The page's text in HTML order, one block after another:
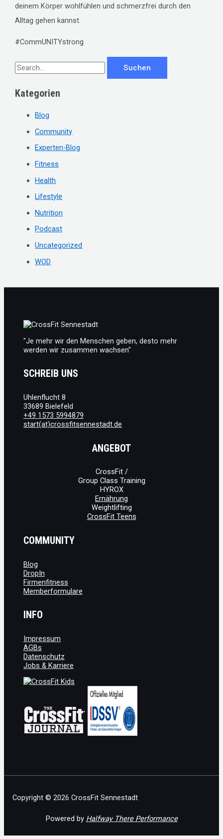
deinem Körper wohlfühlen und schmerzfrei durch den
Alltag gehen kannst.
#CommUNITYstrong
S
c
Kategorien
Blog
Community
Experten-Blog
Fitness
Health
Lifestyle
Nutrition
Podcast
Uncategorized
WOD
"Je mehr wir den Menschen geben, desto mehr
werden wir zusammen wachsen"
SCHREIB UNS
Uhlenflucht 8
33689 Bielefeld
+49 1573 5994879
start(at)crossfitsennestadt.de
ANGEBOT
CrossFit /
Group Class Training
HYROX
Ernährung
Weightlifting
CrossFit Teens
COMMUNITY
Blog
DropIn
Firmenfitness
Memberformulare
INFO
Impressum
AGBs
Datenschutz
Jobs & Karriere
Copyright © 2026 CrossFit Sennestadt
Powered by Halfway There Performance